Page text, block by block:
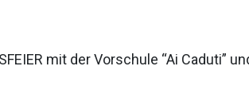
mit der Vorschule “Ai Caduti”